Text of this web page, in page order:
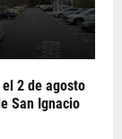
2 de agosto
San Ignacio